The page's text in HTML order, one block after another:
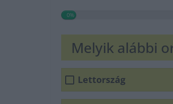
0%
Melyik alábbi
Lettország